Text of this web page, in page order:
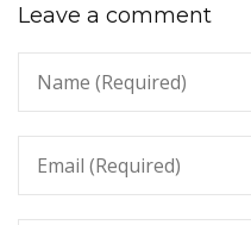
Leave a comment